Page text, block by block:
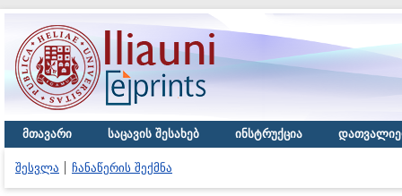
მთავარი საცავის შესახებ ინსტრუქცია
შესვლა ჩანაწერის შექმნა